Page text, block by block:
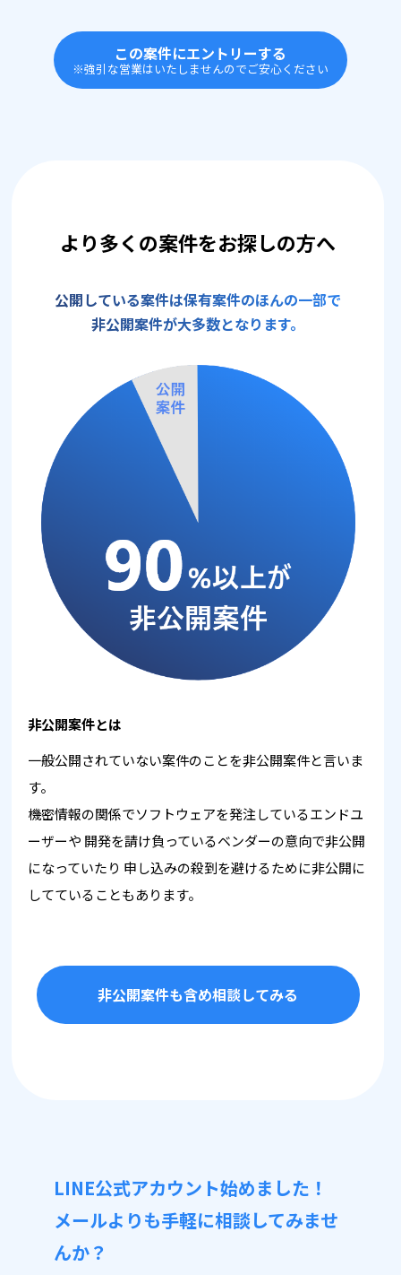
この案件にエントリーする
※強引な営業はいたしませんのでご安心ください
より多くの案件をお探しの方へ
公開している案件は保有案件のほんの一部で
非公開案件が大多数となります。
非公開案件とは
一般公開されていない案件のことを非公開案件と言いま
す。
機密情報の関係でソフトウェアを発注しているエンドユ
ーザーや 開発を請け負っているベンダーの意向で非公開
になっていたり 申し込みの殺到を避けるために非公開に
してていることもあります。
非公開案件も含め相談してみる
LINE公式アカウント始めました！
メールよりも手軽に相談してみませ
んか？